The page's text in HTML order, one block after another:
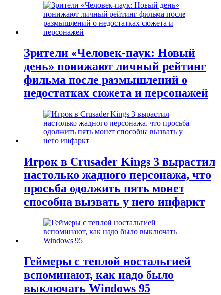
Зрители «Человек-паук: Новый
день» понижают личный рейтинг
фильма после размышлений о
недостатках сюжета и персонажей
Игрок в Crusader Kings 3 вырастил
настолько жадного персонажа, что
просьба одолжить пять монет
способна вызвать у него инфаркт
Геймеры с теплой ностальгией
вспоминают, как надо было
выключать Windows 95